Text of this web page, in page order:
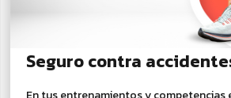
Seguro contra